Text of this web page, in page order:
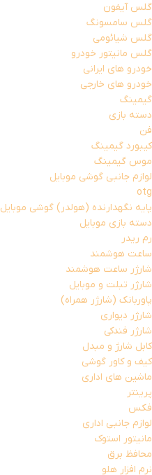
گلس آیفون
گلس سامسونگ
گلس شیائومی
گلس مانیتور خودرو
خودرو های ایرانی
خودرو های خارجی
گیمینگ
دسته بازی
فن
کیبورد گیمینگ
موس گیمینگ
لوازم جانبی گوشی موبایل
otg
پایه نگهدارنده (هولدر) گوشی موبایل
دسته بازی موبایل
رم ریدر
ساعت هوشمند
شارژر ساعت هوشمند
شارژر تبلت و موبایل
پاوربانک (شارژر همراه)
شارژر دیواری
شارژر فندکی
کابل شارژ و مبدل
کیف و کاور گوشی
ماشین های اداری
پرینتر
فکس
لوازم جانبی اداری
مانیتور استوک
محافظ برق
نرم افزار هلو